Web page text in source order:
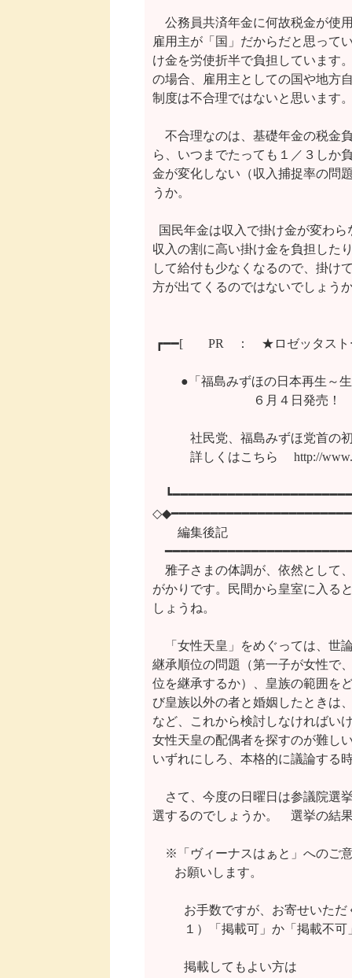
公務員共済年金に何故税金が使
雇用主が「国」だからだと思って
け金を労使折半で負担しています
の場合、雇用主としての国や地方
制度は不合理ではないと思います
不合理なのは、基礎年金の税金
ら、いつまでたっても１／３しか
金が変化しない（収入捕捉率の問
うか。
国民年金は収入で掛け金が変わ
収入の割に高い掛け金を負担した
して給付も少なくなるので、掛け
方が出てくるのではないでしょう
┏━━[　　PR　：　★ロゼッタス
●「福島みずほの日本再生～生
                　　　　６月４日発売！
社民党、福島みずほ党首の初
詳しくはこちら　 http://
編集後記　　    　　　　　　　
雅子さまの体調が、依然として
がかりです。民間から皇室に入る
しょうね。
「女性天皇」をめぐっては、世
継承順位の問題（第一子が女性で
位を継承するか）、皇族の範囲を
び皇族以外の者と婚姻したときは
など、これから検討しなければい
女性天皇の配偶者を探すのが難し
いずれにしろ、本格的に議論する
さて、今度の日曜日は参議院選
選するのでしょうか。　選挙の結
※「ヴィーナスはぁと」へのご
お願いします。
お手数ですが、お寄せいただ
　  １）「掲載可」か「掲載不可
掲載してもよい方は